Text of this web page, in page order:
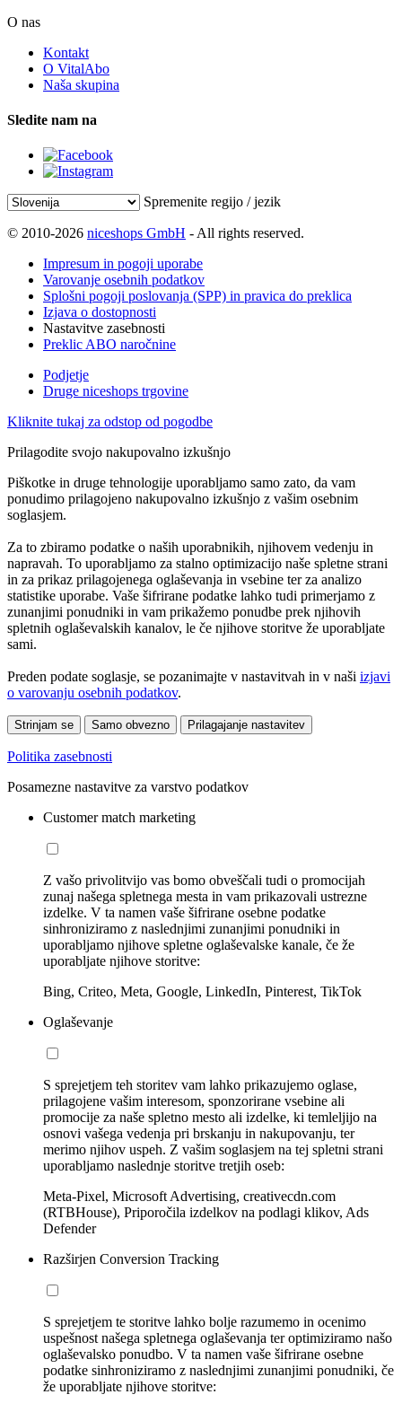
O nas
Kontakt
O VitalAbo
Naša skupina
Sledite nam na
Spremenite regijo / jezik
© 2010-2026 niceshops GmbH - All rights reserved.
Impresum in pogoji uporabe
Varovanje osebnih podatkov
Splošni pogoji poslovanja (SPP) in pravica do preklica
Izjava o dostopnosti
Nastavitve zasebnosti
Preklic ABO naročnine
Podjetje
Druge niceshops trgovine
Kliknite tukaj za odstop od pogodbe
Prilagodite svojo nakupovalno izkušnjo
Piškotke in druge tehnologije uporabljamo samo zato, da vam
ponudimo prilagojeno nakupovalno izkušnjo z vašim osebnim
soglasjem.
Za to zbiramo podatke o naših uporabnikih, njihovem vedenju in
napravah. To uporabljamo za stalno optimizacijo naše spletne strani
in za prikaz prilagojenega oglaševanja in vsebine ter za analizo
statistike uporabe. Vaše šifrirane podatke lahko tudi primerjamo z
zunanjimi ponudniki in vam prikažemo ponudbe prek njihovih
spletnih oglaševalskih kanalov, le če njihove storitve že uporabljate
sami.
Preden podate soglasje, se pozanimajte v nastavitvah in v naši izjavi
o varovanju osebnih podatkov.
Strinjam se Samo obvezno Prilagajanje nastavitev
Politika zasebnosti
Posamezne nastavitve za varstvo podatkov
Customer match marketing
Z vašo privolitvijo vas bomo obveščali tudi o promocijah
zunaj našega spletnega mesta in vam prikazovali ustrezne
izdelke. V ta namen vaše šifrirane osebne podatke
sinhroniziramo z naslednjimi zunanjimi ponudniki in
uporabljamo njihove spletne oglaševalske kanale, če že
uporabljate njihove storitve:
Bing, Criteo, Meta, Google, LinkedIn, Pinterest, TikTok
Oglaševanje
S sprejetjem teh storitev vam lahko prikazujemo oglase,
prilagojene vašim interesom, sponzorirane vsebine ali
promocije za naše spletno mesto ali izdelke, ki temleljijo na
osnovi vašega vedenja pri brskanju in nakupovanju, ter
merimo njihov uspeh. Z vašim soglasjem na tej spletni strani
uporabljamo naslednje storitve tretjih oseb:
Meta-Pixel, Microsoft Advertising, creativecdn.com
(RTBHouse), Priporočila izdelkov na podlagi klikov, Ads
Defender
Razširjen Conversion Tracking
S sprejetjem te storitve lahko bolje razumemo in ocenimo
uspešnost našega spletnega oglaševanja ter optimiziramo našo
oglaševalsko ponudbo. V ta namen vaše šifrirane osebne
podatke sinhroniziramo z naslednjimi zunanjimi ponudniki, če
že uporabljate njihove storitve: